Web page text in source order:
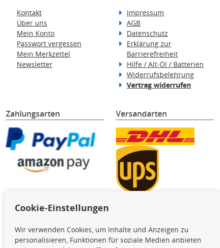
Kontakt
Über uns
Mein Konto
Passwort vergessen
Mein Merkzettel
Newsletter
Impressum
AGB
Datenschutz
Erklärung zur
Barrierefreiheit
Hilfe / Alt-Öl / Batterien
Widerrufsbelehrung
Vertrag widerrufen
Zahlungsarten Versandarten
Die hier angezeigten Daten,
Cookie-Einstellungen
Wir verwenden Cookies, um Inhalte und Anzeigen zu
personalisieren, Funktionen für soziale Medien anbieten